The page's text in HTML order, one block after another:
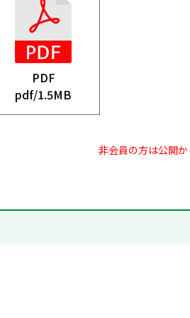
PDF
pdf/1.5MB
非会員の方は公開